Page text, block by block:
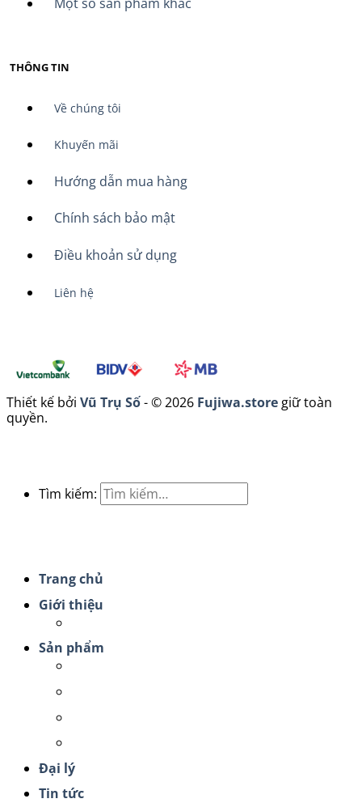
THÔNG TIN
Về chúng tôi
Khuyến mãi
Hướng dẫn mua hàng
Chính sách bảo mật
Điều khoản sử dụng
Liên hệ
Thiết kế bởi Vũ Trụ Số- © 2026 Fujiwa.store giữ toàn
quyền.
Tìm kiếm:
Trang chủ
Giới thiệu
Sản phẩm
Đại lý
Tin tức